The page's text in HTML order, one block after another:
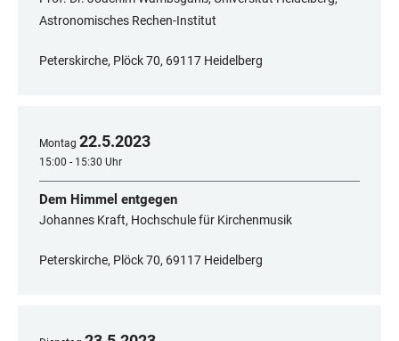
Astronomisches Rechen-Institut
Peterskirche, Plöck 70, 69117 Heidelberg
Montag 22.5.2023
15:00 - 15:30 Uhr
Dem Himmel entgegen
Johannes Kraft, Hochschule für Kirchenmusik
Peterskirche, Plöck 70, 69117 Heidelberg